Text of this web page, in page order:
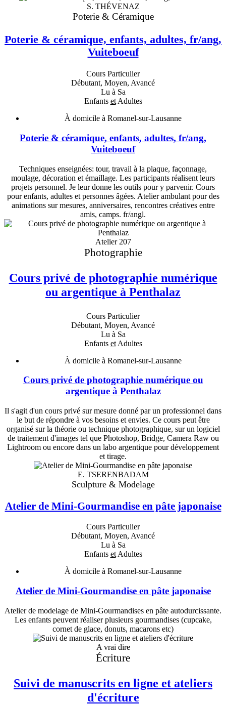
S. THÉVENAZ
Poterie & Céramique
Poterie & céramique, enfants, adultes, fr/ang,
Vuiteboeuf
Cours Particulier
Débutant, Moyen, Avancé
Lu à Sa
Enfants etAdultes
À domicile à Romanel-sur-Lausanne
Poterie & céramique, enfants, adultes, fr/ang,
Vuiteboeuf
Techniques enseignées: tour, travail à la plaque, façonnage,
moulage, décoration et émaillage. Les participants réalisent leurs
projets personnel. Je leur donne les outils pour y parvenir. Cours
pour enfants, adultes et personnes âgées. Atelier ambulant pour des
animations sur mesures, anniversaires, rencontres créatives entre
amis, camps. fr/angl.
Atelier 207
Photographie
Cours privé de photographie numérique
ou argentique à Penthalaz
Cours Particulier
Débutant, Moyen, Avancé
Lu à Sa
Enfants etAdultes
À domicile à Romanel-sur-Lausanne
Cours privé de photographie numérique ou
argentique à Penthalaz
Il s'agit d'un cours privé sur mesure donné par un professionnel dans
le but de répondre à vos besoins et envies. Ce cours peut être
organisé sur la théorie ou technique photographique, sur un logiciel
de traitement d'images tel que Photoshop, Bridge, Camera Raw ou
Lightroom ou encore dans un labo argentique pour développement
et tirage.
E. TSERENBADAM
Sculpture & Modelage
Atelier de Mini-Gourmandise en pâte japonaise
Cours Particulier
Débutant, Moyen, Avancé
Lu à Sa
Enfants etAdultes
À domicile à Romanel-sur-Lausanne
Atelier de Mini-Gourmandise en pâte japonaise
Atelier de modelage de Mini-Gourmandises en pâte autodurcissante.
Les enfants peuvent réaliser plusieurs gourmandises (cupcake,
cornet de glace, donuts, macarons etc)
A vrai dire
Écriture
Suivi de manuscrits en ligne et ateliers
d'écriture